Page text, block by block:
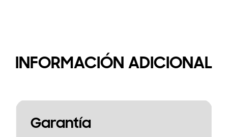
INFORMACIÓN ADICIONAL
Garantía